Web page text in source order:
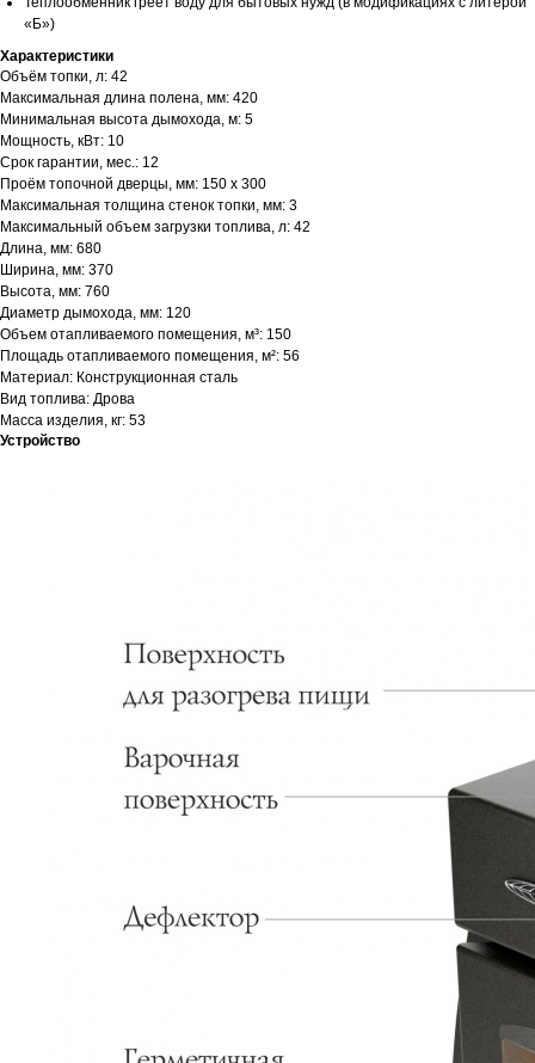
«Б»)
Характеристики
Объём топки, л: 42
Максимальная длина полена, мм: 420
Минимальная высота дымохода, м: 5
Мощность, кВт: 10
Срок гарантии, мес.: 12
Проём топочной дверцы, мм: 150 х 300
Максимальная толщина стенок топки, мм: 3
Максимальный объем загрузки топлива, л: 42
Длина, мм: 680
Ширина, мм: 370
Высота, мм: 760
Диаметр дымохода, мм: 120
Объем отапливаемого помещения, м³: 150
Площадь отапливаемого помещения, м²: 56
Материал: Конструкционная сталь
Вид топлива: Дрова
Масса изделия, кг: 53
Устройство